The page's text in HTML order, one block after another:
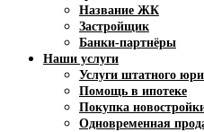
Название ЖК
Застройщик
Банки-партнёры
Наши услуги
Услуги штатного
Помощь в ипотеке
Покупка
Одновременная